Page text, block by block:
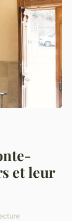
et leur